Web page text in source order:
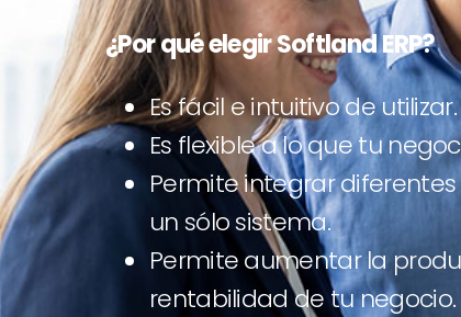
¿Por qué elegir Softland ERP?
Es fácil e intuitivo de utilizar.
Es flexible a lo que tu
Permite integrar
un sólo sistema.
Permite aumentar la
rentabilidad de tu negocio.